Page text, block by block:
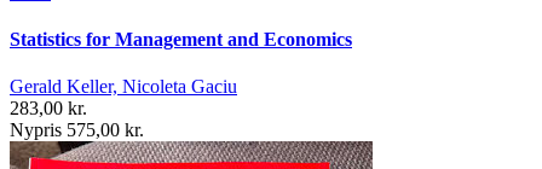
Statistics for Management and Economics
Gerald Keller, Nicoleta Gaciu
283,00 kr.
Nypris 575,00 kr.